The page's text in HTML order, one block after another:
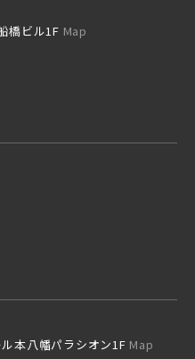
橋ビル1F Map
本八幡パラシオン1F Map